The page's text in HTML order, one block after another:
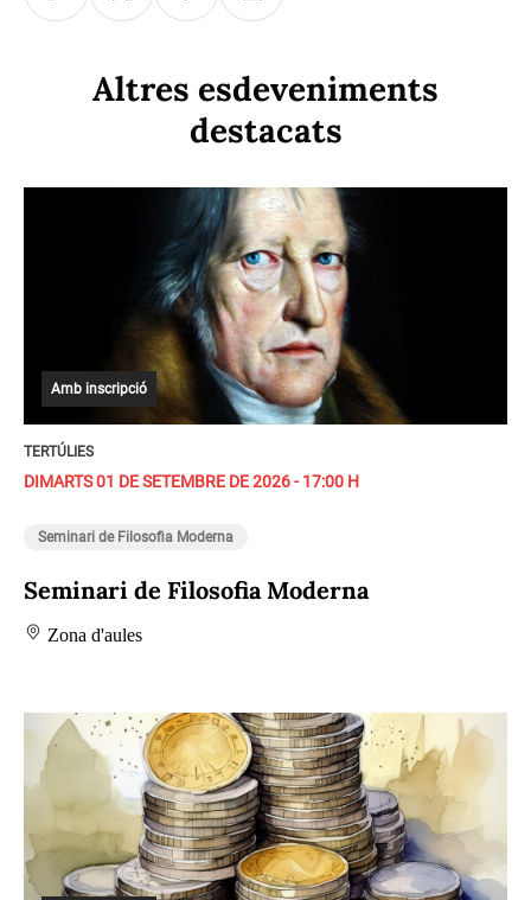
Altres esdeveniments
destacats
Amb inscripció
TERTÚLIES
DIMARTS 01 DE SETEMBRE DE 2026 - 17:00 H
Seminari de Filosofia Moderna
Seminari de Filosofia Moderna
Zona d'aules